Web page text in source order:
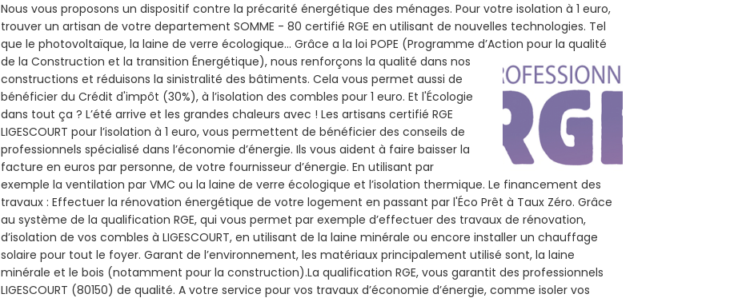
Nous vous proposons un dispositif contre la précarité énergétique des ménages. Pour votre isolation à 1 euro,
trouver un artisan de votre departement SOMME - 80 certifié RGE en utilisant de nouvelles technologies. Tel
que le photovoltaïque, la laine de verre écologique... Grâce a la loi POPE (Programme d’Action pour la qualité
de la Construction et la transition Énergétique), nous renforçons la qualité dans nos
constructions et réduisons la sinistralité des bâtiments. Cela vous permet aussi de
bénéficier du Crédit d'impôt (30%), à l’isolation des combles pour 1 euro. Et l'Écologie
dans tout ça ? L’été arrive et les grandes chaleurs avec ! Les artisans certifié RGE
LIGESCOURT pour l’isolation à 1 euro, vous permettent de bénéficier des conseils de
professionnels spécialisé dans l’économie d’énergie. Ils vous aident à faire baisser la
facture en euros par personne, de votre fournisseur d’énergie. En utilisant par
exemple la ventilation par VMC ou la laine de verre écologique et l’isolation thermique. Le financement des
travaux : Effectuer la rénovation énergétique de votre logement en passant par l'Éco Prêt à Taux Zéro. Grâce
au système de la qualification RGE, qui vous permet par exemple d’effectuer des travaux de rénovation,
d’isolation de vos combles à LIGESCOURT, en utilisant de la laine minérale ou encore installer un chauffage
solaire pour tout le foyer. Garant de l’environnement, les matériaux principalement utilisé sont, la laine
minérale et le bois (notamment pour la construction).La qualification RGE, vous garantit des professionnels
LIGESCOURT (80150) de qualité. A votre service pour vos travaux d’économie d’énergie, comme isoler vos